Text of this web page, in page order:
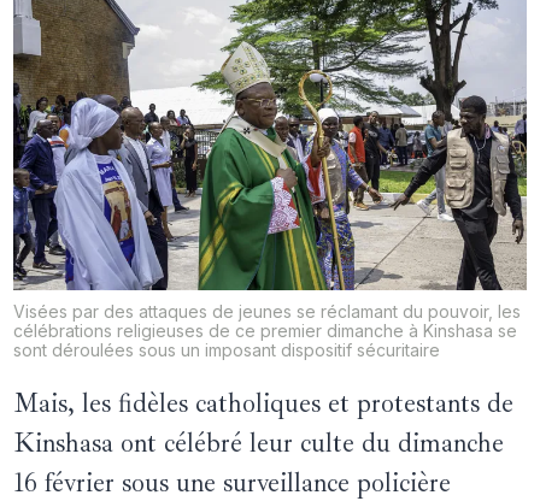
Visées par des attaques de jeunes se réclamant du pouvoir, les
célébrations religieuses de ce premier dimanche à Kinshasa se
sont déroulées sous un imposant dispositif sécuritaire
Mais, les fidèles catholiques et protestants de
Kinshasa ont célébré leur culte du dimanche
16 février sous une surveillance policière